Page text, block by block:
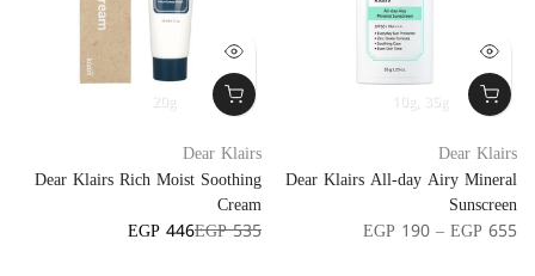
10g 35g
Dear Klairs
Dear Klairs All-day Airy Mineral
Sunscreen
EGP 190 – EGP 655
20g
Dear Klairs
Dear Klairs Rich Moist Soothing
Cream
EGP 535
EGP 446